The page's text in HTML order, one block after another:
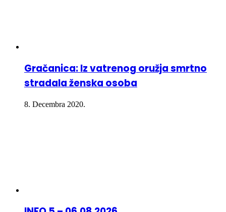
Gračanica: Iz vatrenog oružja smrtno
stradala ženska osoba
8. Decembra 2020.